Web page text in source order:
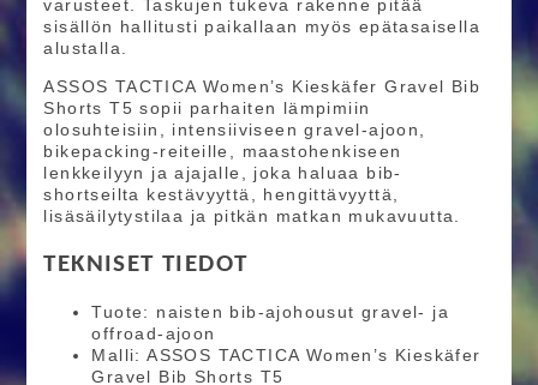
varusteet. Taskujen tukeva rakenne pitää
sisällön hallitusti paikallaan myös epätasaisella
alustalla.
ASSOS TACTICA Women’s Kieskäfer Gravel Bib
Shorts T5 sopii parhaiten lämpimiin
olosuhteisiin, intensiiviseen gravel-ajoon,
bikepacking-reiteille, maastohenkiseen
lenkkeilyyn ja ajajalle, joka haluaa bib-
shortseilta kestävyyttä, hengittävyyttä,
lisäsäilytystilaa ja pitkän matkan mukavuutta.
TEKNISET TIEDOT
Tuote: naisten bib-ajohousut gravel- ja
offroad-ajoon
Malli: ASSOS TACTICA Women’s Kieskäfer
Gravel Bib Shorts T5